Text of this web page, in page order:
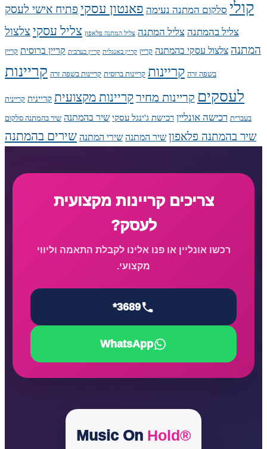
קולי סלקום המתנה נעימה פאנטון עסקי פתיח אישי לעסק
צליל בהמתנה צליל המתנה צליל המתנה פלאפון צליל עסקיצלצול
המתנה צלצול עסקי בהמתנה קריין קריין באנגלית קריין בערבית קריין ברוסית קריין
בשפה זרה קריינות קריינות ברוסית קריינות בשפה זרה קריינות
לעסקים קריינות מחירקריינות מקצועית קריינית קריינית
בעברית רכישה אונליין רכישת ג'ינגל עסקי שיר בהמתנה שיר בהמתנה סלקום
שיר בהמתנה פלאפון שיר המתנה שירי המתנה שירים בהמתנה
צריכים קריינות מקצועית
לעסק?
רכשו אונליין או פנו אלינו לקבלת התאמה וליווי
מקצועי.
*3689
WhatsApp
Music On Hold®